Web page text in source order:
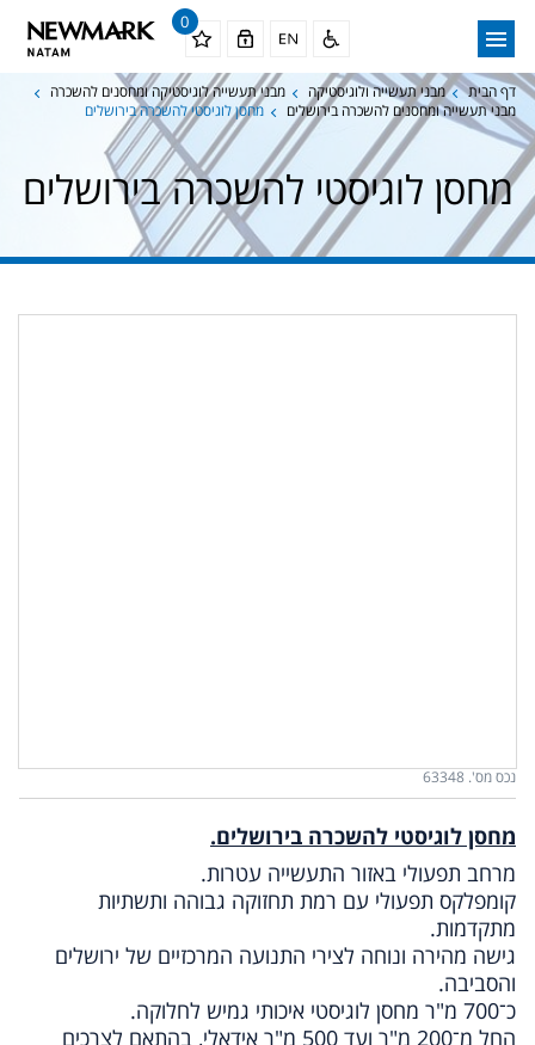
0
דף הבית מבני תעשייה ולוגיסטיקה
מבני תעשייה לוגיסטיקה ומחסנים להשכרה
מבני תעשייה ומחסנים להשכרה בירושלים
מחסן לוגיסטי להשכרה בירושלים
מחסן לוגיסטי להשכרה בירושלים
נכס מס'. 63348
מחסן לוגיסטי להשכרה בירושלים.
מרחב תפעולי באזור התעשייה עטרות.
קומפלקס תפעולי עם רמת תחזוקה גבוהה ותשתיות
מתקדמות.
גישה מהירה ונוחה לצירי התנועה המרכזיים של ירושלים
והסביבה.
כ־700 מ"ר מחסן לוגיסטי איכותי גמיש לחלוקה.
החל מ־200 מ"ר ועד 500 מ"ר אידאלי, בהתאם לצרכים